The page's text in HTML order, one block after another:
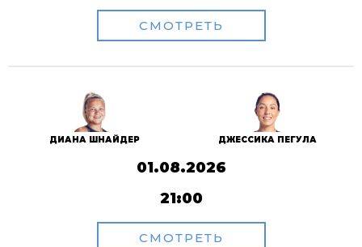
СМОТРЕТЬ
ДИАНА ШНАЙДЕР ДЖЕССИКА ПЕГУЛА
01.08.2026
21:00
СМОТРЕТЬ